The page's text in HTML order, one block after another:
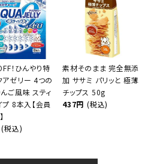
！ひんやり特
アゼリー 4つの
ご風味 スティ
プ 8本入【会員
(税込)
素材そのまま 完全無添
加 ササミ パリッと 極薄
チップス 50g
437円 (税込)